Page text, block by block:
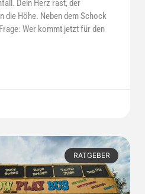
Dein Herz rast, der
die Höhe. Neben dem Schock
Wer kommt jetzt für den
RATGEBER